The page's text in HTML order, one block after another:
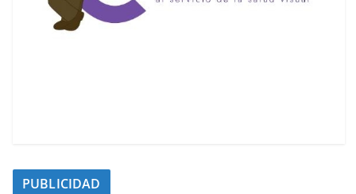
PUBLICIDAD